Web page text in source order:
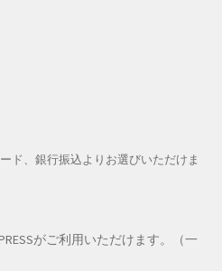
ド、銀行振込よりお選びいただけま
がご利用いただけます。（一